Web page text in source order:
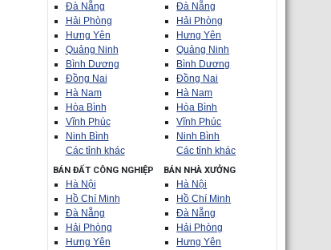
Đà Nẵng
Hải Phòng
Hưng Yên
Quảng Ninh
Bình Dương
Đồng Nai
Hà Nam
Hòa Bình
Vĩnh Phúc
Ninh Bình
Các tỉnh khác
Đà Nẵng
Hải Phòng
Hưng Yên
Quảng Ninh
Bình Dương
Đồng Nai
Hà Nam
Hòa Bình
Vĩnh Phúc
Ninh Bình
Các tỉnh khác
BÁN ĐẤT CÔNG NGHIỆP
Hà Nội
Hồ Chí Minh
Đà Nẵng
Hải Phòng
Hưng Yên
BÁN NHÀ XƯỞNG
Hà Nội
Hồ Chí Minh
Đà Nẵng
Hải Phòng
Hưng Yên